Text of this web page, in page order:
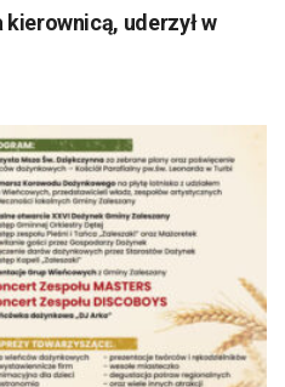
kierownicą, uderzył w